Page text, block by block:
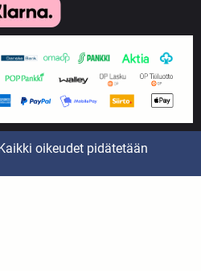
oikeudet pidätetään